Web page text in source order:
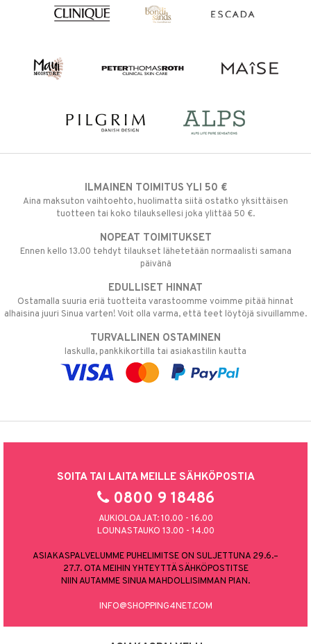
ILMAINEN TOIMITUS YLI 50 €
Aina maksuton vaihtoehto, huolimatta siitä ostatko yksittäisen
tuotteen tai koko tilauksellesi joka ylittää 50 €.
NOPEAT TOIMITUKSET
Ennen kello 13.00 tehdyt tilaukset lähetetään normaalisti samana
päivänä
EDULLISET HINNAT
Ostamalla suuria eriä tuotteita varastoomme voimme pitää hinnat
alhaisina juuri Sinua varten! Voit olla varma, että teet löytöjä sivuillamme.
TURVALLINEN OSTAMINEN
laskulla, pankkikortilla tai asiakastilin kautta
SOITA TAI LAITA MEILLE SÄHKÖPOSTIA
0800 9 18486
AUKIOLOAJAT: 10.00 - 16.00
LOUNASTAUKO 13.00 - 14.00
ASIAKASPALVELUMME PUHELIMITSE ON SULJETTUNA 29.6.–
27.7. OTA MEIHIN YHTEYTTÄ SÄHKÖPOSTITSE
NIIN AUTAMME SINUA MAHDOLLISIMMAN PIAN.
INFO@SHOPPING4NET.COM